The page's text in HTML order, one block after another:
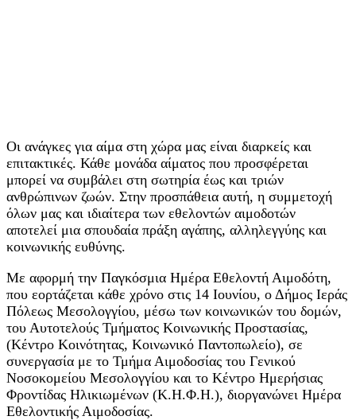
Οι ανάγκες για αίμα στη χώρα μας είναι διαρκείς και
επιτακτικές. Κάθε μονάδα αίματος που προσφέρεται
μπορεί να συμβάλει στη σωτηρία έως και τριών
ανθρώπινων ζωών. Στην προσπάθεια αυτή, η συμμετοχή
όλων μας και ιδιαίτερα των εθελοντών αιμοδοτών
αποτελεί μια σπουδαία πράξη αγάπης, αλληλεγγύης και
κοινωνικής ευθύνης.
Με αφορμή την Παγκόσμια Ημέρα Εθελοντή Αιμοδότη,
που εορτάζεται κάθε χρόνο στις 14 Ιουνίου, ο Δήμος Ιεράς
Πόλεως Μεσολογγίου, μέσω των κοινωνικών του δομών,
του Αυτοτελούς Τμήματος Κοινωνικής Προστασίας,
(Κέντρο Κοινότητας, Κοινωνικό Παντοπωλείο), σε
συνεργασία με το Τμήμα Αιμοδοσίας του Γενικού
Νοσοκομείου Μεσολογγίου και το Κέντρο Ημερήσιας
Φροντίδας Ηλικιωμένων (Κ.Η.Φ.Η.), διοργανώνει Ημέρα
Εθελοντικής Αιμοδοσίας.